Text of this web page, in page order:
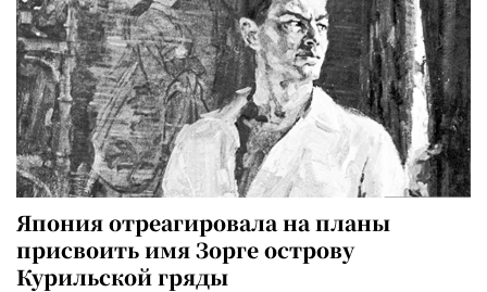
Япония отреагировала на планы
присвоить имя Зорге острову
Курильской гряды